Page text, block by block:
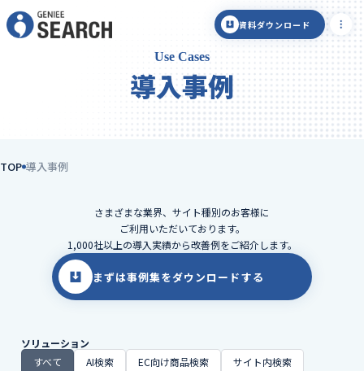
資料ダウンロード
Use Cases
導入事例
TOP 導入事例
さまざまな業界、サイト種別のお客様に
ご利用いただいております。
1,000社以上の導入実績から改善例をご紹介します。
まずは事例集をダウンロードする
ソリューション
すべて
AI検索 EC向け商品検索 サイト内検索